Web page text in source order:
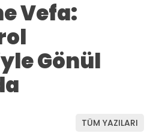
Vefa:
Gönül
TÜM YAZILARI